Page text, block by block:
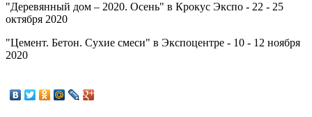
"Деревянный дом – 2020. Осень" в Крокус Экспо - 22 - 25
октября 2020
"Цемент. Бетон. Сухие смеси" в Экспоцентре - 10 - 12 ноября
2020